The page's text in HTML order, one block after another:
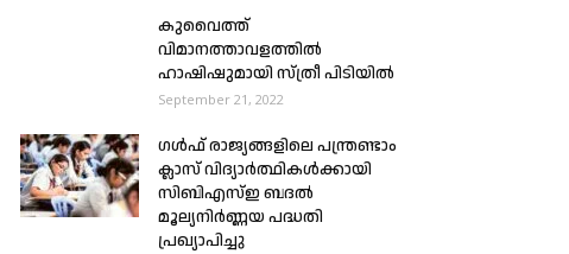
കുവൈത്ത്
വിമാനത്താവളത്തിൽ
ഹാഷിഷുമായി സ്ത്രീ പിടിയിൽ
September 21, 2022
ഗൾഫ് രാജ്യങ്ങളിലെ പന്ത്രണ്ടാം
ക്ലാസ് വിദ്യാർത്ഥികൾക്കായി
സിബിഎസ്ഇ ബദൽ
മൂല്യനിർണ്ണയ പദ്ധതി
പ്രഖ്യാപിച്ചു